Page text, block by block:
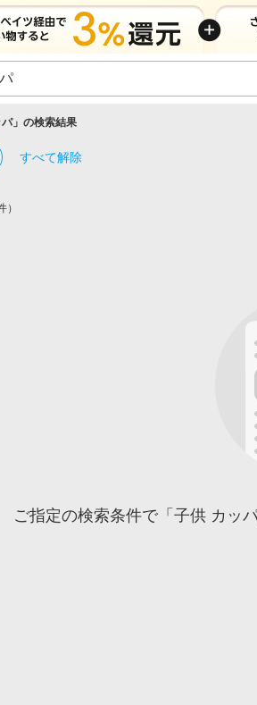
ショッピング
」の検索結果
すべて解除
）
ご指定の検索条件で「子供 カッ